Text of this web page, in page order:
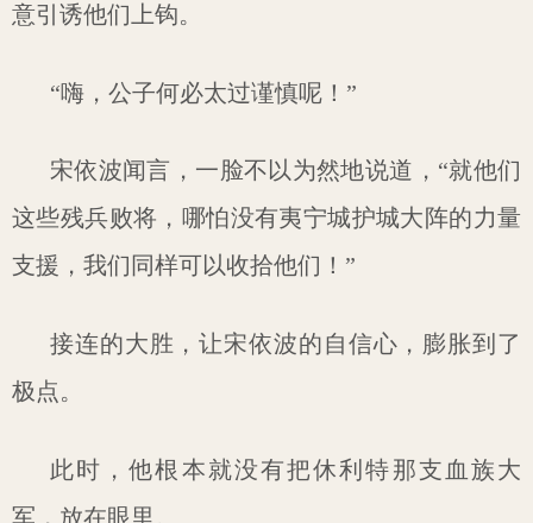
意引诱他们上钩。
“嗨，公子何必太过谨慎呢！”
宋依波闻言，一脸不以为然地说道，“就他们
这些残兵败将，哪怕没有夷宁城护城大阵的力量
支援，我们同样可以收拾他们！”
接连的大胜，让宋依波的自信心，膨胀到了
极点。
此时，他根本就没有把休利特那支血族大
军，放在眼里。